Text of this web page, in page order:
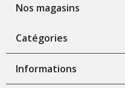
Nos magasins
Catégories
Informations